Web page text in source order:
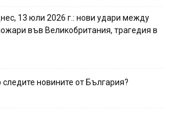
13 юли 2026 г.: нови удари между
във Великобритания, трагедия в
новините от България?